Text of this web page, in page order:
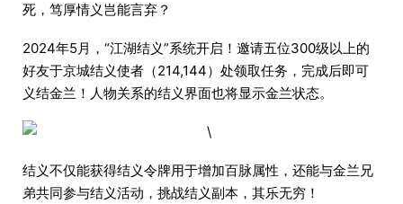
死，笃厚情义岂能言弃？
2024年5月，“江湖结义”系统开启！邀请五位300级以上的
好友于京城结义使者（214,144）处领取任务，完成后即可
义结金兰！人物关系的结义界面也将显示金兰状态。
结义不仅能获得结义令牌用于增加百脉属性，还能与金兰兄
弟共同参与结义活动，挑战结义副本，其乐无穷！